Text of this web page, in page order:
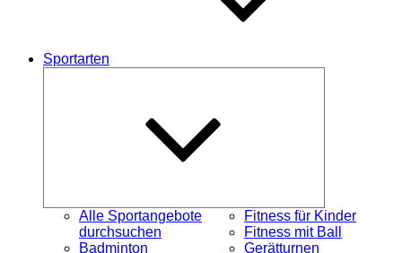
Sportarten
Alle Sportangebote
durchsuchen
Badminton
Fitness für Kinder
Fitness mit Ball
Gerätturnen